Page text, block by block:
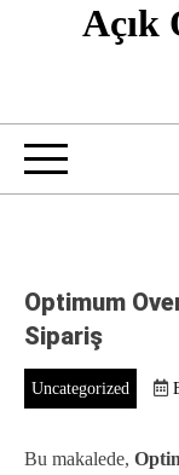
Açık
Optimum
Sipariş
Uncategorized
Bu makalede,